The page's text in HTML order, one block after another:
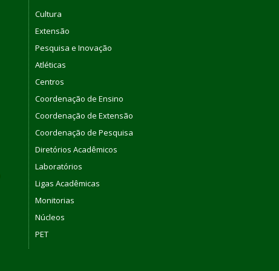
Cultura
Extensão
Pesquisa e Inovação
Atléticas
Centros
Coordenação de Ensino
Coordenação de Extensão
Coordenação de Pesquisa
Diretórios Acadêmicos
Laboratórios
Ligas Acadêmicas
Monitorias
Núcleos
PET